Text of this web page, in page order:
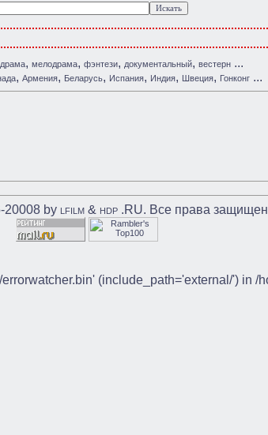
драма, мелодрама, фэнтези, документальный, вестерн ...
, Армения, Беларусь, Испания, Индия, Швеция, Гонконг ...
20008 by LFILM& HDP.RU. Все права
(include_path='external/') in /